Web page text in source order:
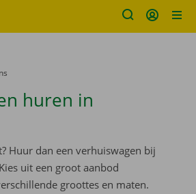
huren in
Huur dan een verhuiswagen bij
uit een groot aanbod
groottes en maten.